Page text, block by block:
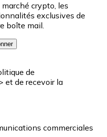
marché crypto, les
exclusives de
boîte mail.
de
et de recevoir la
commerciales